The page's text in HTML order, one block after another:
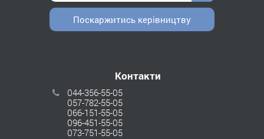
Поскаржитись керівництву
Контакти
044-356-55-05
057-782-55-05
066-151-55-05
096-451-55-05
073-751-55-05